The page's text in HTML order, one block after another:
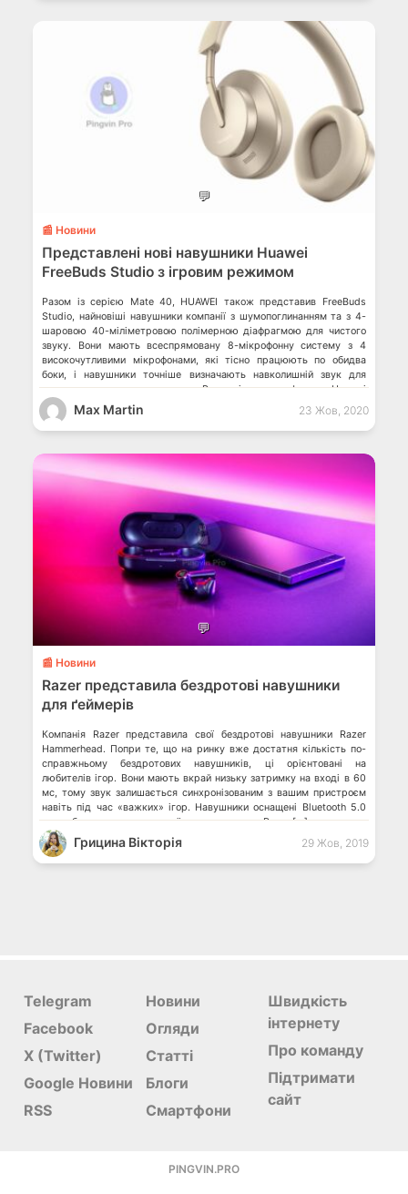
💬
📰 Новини
Представлені нові навушники Huawei
FreeBuds Studio з ігровим режимом
Разом із серією Mate 40, HUAWEI також представив FreeBuds
Studio, найновіші навушники компанії з шумопоглинанням та з 4-
шаровою 40-міліметровою полімерною діафрагмою для чистого
звуку. Вони мають всеспрямовану 8-мікрофонну систему з 4
високочутливими мікрофонами, які тісно працюють по обидва
боки, і навушники точніше визначають навколишній звук для
кращого шумопоглинання. Вживані смартфони Huawei
дорожчають, а iPhone дешевшають […]
Max Martin 23 Жов, 2020
💬
📰 Новини
Razer представила бездротові навушники
для ґеймерів
Компанія Razer представила свої бездротові навушники Razer
Hammerhead. Попри те, що на ринку вже достатня кількість по-
справжньому бездротових навушників, ці орієнтовані на
любителів ігор. Вони мають вкрай низьку затримку на вході в 60
мс, тому звук залишається синхронізованим з вашим пристроєм
навіть під час «важких» ігор. Навушники оснащені Bluetooth 5.0
для забезпечення наднизької затримки звуку. Razer […]
Грицина Вікторія 29 Жов, 2019
Telegram
Facebook
X (Twitter)
Google Новини
RSS
Новини
Огляди
Статті
Блоги
Смартфони
Швидкість
інтернету
Про команду
Підтримати
сайт
PINGVIN.PRO